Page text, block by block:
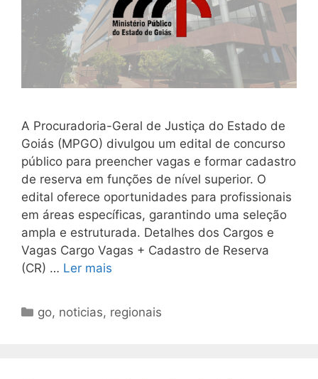
A Procuradoria-Geral de Justiça do Estado de
Goiás (MPGO) divulgou um edital de concurso
público para preencher vagas e formar cadastro
de reserva em funções de nível superior. O
edital oferece oportunidades para profissionais
em áreas específicas, garantindo uma seleção
ampla e estruturada. Detalhes dos Cargos e
Vagas Cargo Vagas + Cadastro de Reserva
(CR) … Ler mais
Categorias
go, noticias, regionais